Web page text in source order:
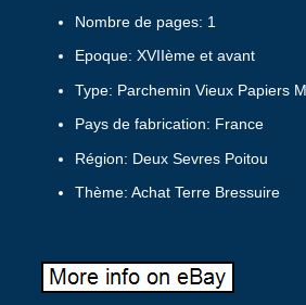
Nombre de pages: 1
Epoque: XVIIème et avant
Type: Parchemin Vieux Papiers
Pays de fabrication: France
Région: Deux Sevres Poitou
Thème: Achat Terre Bressuire